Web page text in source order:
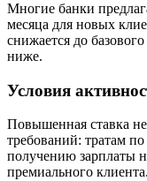
Многие банки
месяца для новых
снижается до
ниже.
Условия
Повышенная ставка
требований: тратам
получению зарплаты
премиального клиента.